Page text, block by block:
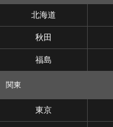
北海道
秋田
福島
関東
東京